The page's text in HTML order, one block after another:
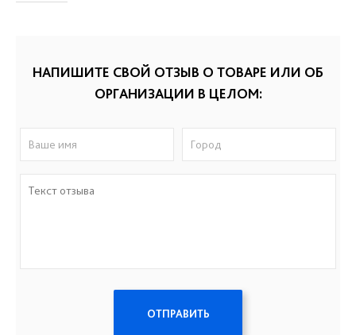
НАПИШИТЕ СВОЙ ОТЗЫВ О ТОВАРЕ ИЛИ ОБ
ОРГАНИЗАЦИИ В ЦЕЛОМ:
ОТПРАВИТЬ